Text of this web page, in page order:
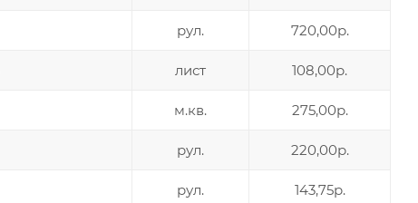
рул. 720,00р.
лист 108,00р.
м.кв. 275,00р.
рул. 220,00р.
рул. 143,75р.